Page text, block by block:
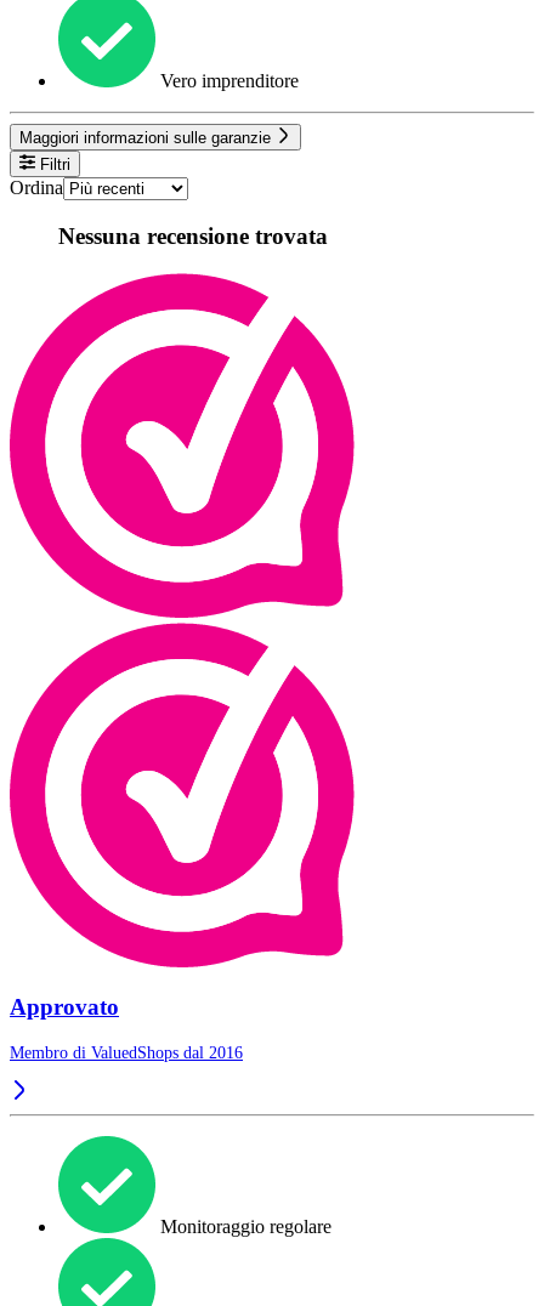
Vero imprenditore
Maggiori informazioni sulle garanzie
Filtri
Ordina
Nessuna recensione trovata
Approvato
Membro di ValuedShops dal 2016
Monitoraggio regolare